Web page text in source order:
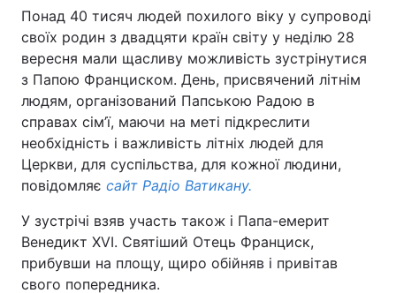
Понад 40 тисяч людей похилого віку у супроводі
своїх родин з двадцяти країн світу у неділю 28
вересня мали щасливу можливість зустрінутися
з Папою Франциском. День, присвячений літнім
людям, організований Папською Радою в
справах сім’ї, маючи на меті підкреслити
необхідність і важливість літніх людей для
Церкви, для суспільства, для кожної людини,
повідомляє сайт Радіо Ватикану.
У зустрічі взяв участь також і Папа-емерит
Венедикт ХVІ. Святіший Отець Франциск,
прибувши на площу, щиро обійняв і привітав
свого попередника.